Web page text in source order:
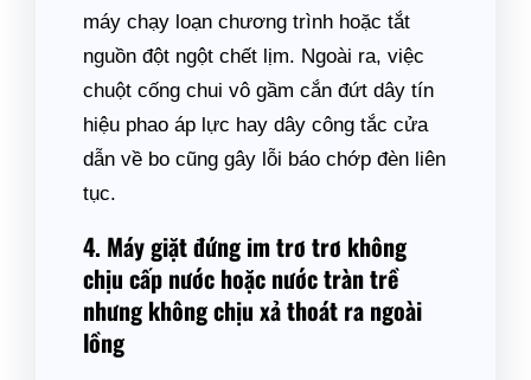
máy chạy loạn chương trình hoặc tắt
nguồn đột ngột chết lịm. Ngoài ra, việc
chuột cống chui vô gầm cắn đứt dây tín
hiệu phao áp lực hay dây công tắc cửa
dẫn về bo cũng gây lỗi báo chớp đèn liên
tục.
4. Máy giặt đứng im trơ trơ không
chịu cấp nước hoặc nước tràn trề
nhưng không chịu xả thoát ra ngoài
lồng